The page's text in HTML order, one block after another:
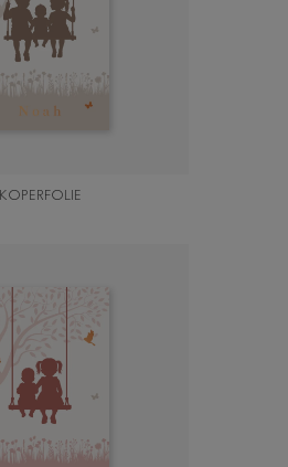
KOPERFOLIE